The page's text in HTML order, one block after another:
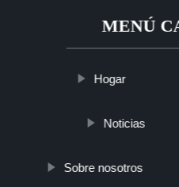
MENÚ
Hogar
Noticias
Sobre nosotros